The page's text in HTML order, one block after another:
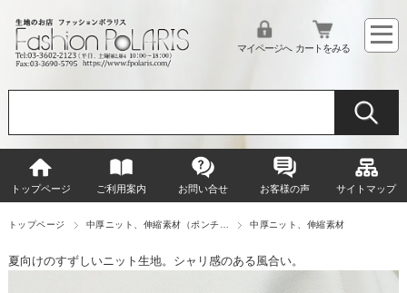
マイページへ カートをみる
トップページ ご利用案内 お問い合せ お客様の声 サイトマップ
トップページ 中厚ニット、伸縮素材（ポンチ… 中厚ニット、伸縮素材
夏向けのすずしいニット生地。シャリ感のある風合い。